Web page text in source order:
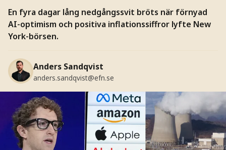
En fyra dagar lång nedgångssvit bröts när förnyad
AI-optimism och positiva inflationssiffror lyfte New
York-börsen.
Anders Sandqvist
anders.sandqvist@efn.se